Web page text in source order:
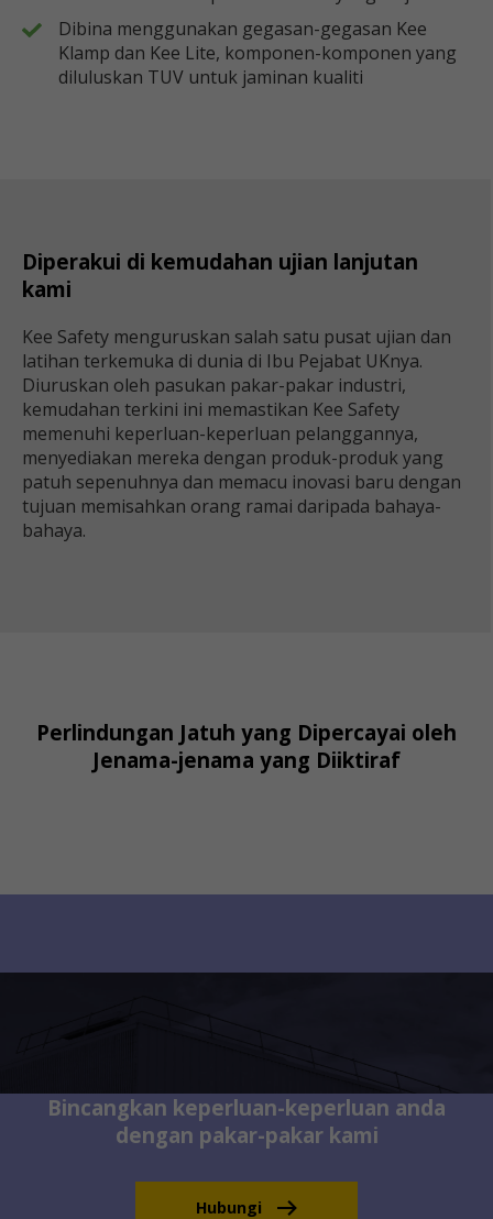
Dibina menggunakan gegasan-gegasan Kee
Klamp dan Kee Lite, komponen-komponen yang
diluluskan TUV untuk jaminan kualiti
Diperakui di kemudahan ujian lanjutan
kami
Kee Safety menguruskan salah satu pusat ujian dan
latihan terkemuka di dunia di Ibu Pejabat UKnya.
Diuruskan oleh pasukan pakar-pakar industri,
kemudahan terkini ini memastikan Kee Safety
memenuhi keperluan-keperluan pelanggannya,
menyediakan mereka dengan produk-produk yang
patuh sepenuhnya dan memacu inovasi baru dengan
tujuan memisahkan orang ramai daripada bahaya-
bahaya.
Perlindungan Jatuh yang Dipercayai oleh
Jenama-jenama yang Diiktiraf
Bincangkan keperluan-keperluan anda
dengan pakar-pakar kami
Hubungi